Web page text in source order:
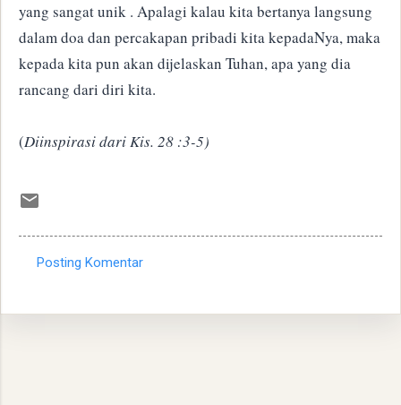
yang sangat unik . Apalagi kalau kita bertanya langsung
dalam doa dan percakapan pribadi kita kepadaNya, maka
kepada kita pun akan dijelaskan Tuhan, apa yang dia
rancang dari diri kita.
(Diinspirasi dari Kis. 28 :3-5)
Posting Komentar